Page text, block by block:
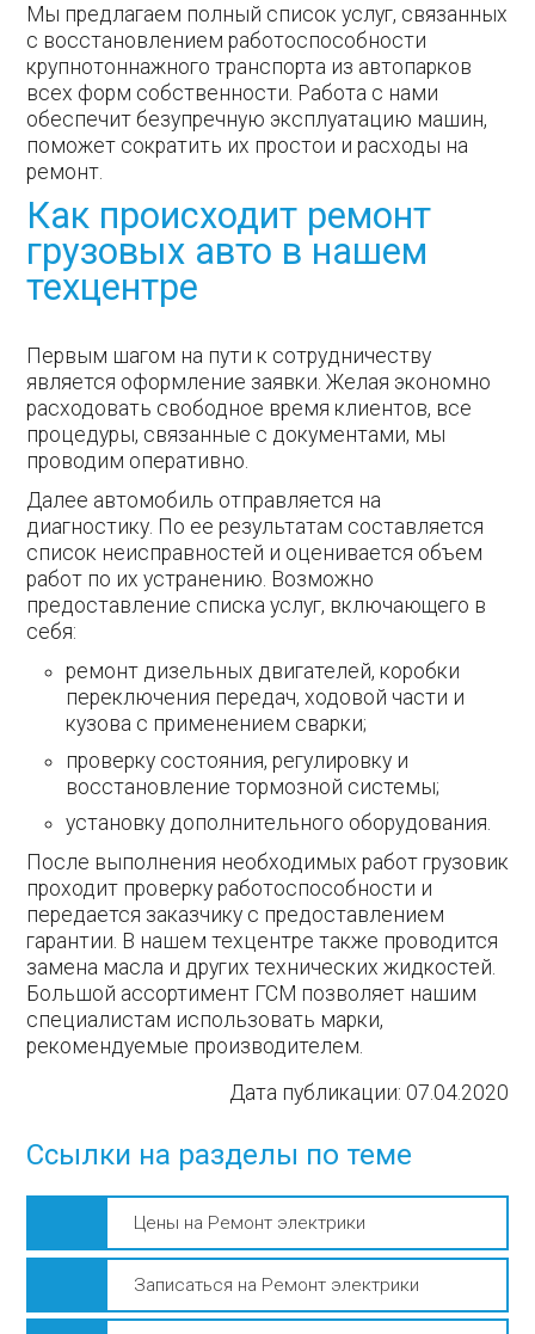
Мы предлагаем полный список услуг, связанных
с восстановлением работоспособности
крупнотоннажного транспорта из автопарков
всех форм собственности. Работа с нами
обеспечит безупречную эксплуатацию машин,
поможет сократить их простои и расходы на
ремонт.
Как происходит ремонт
грузовых авто в нашем
техцентре
Первым шагом на пути к сотрудничеству
является оформление заявки. Желая экономно
расходовать свободное время клиентов, все
процедуры, связанные с документами, мы
проводим оперативно.
Далее автомобиль отправляется на
диагностику. По ее результатам составляется
список неисправностей и оценивается объем
работ по их устранению. Возможно
предоставление списка услуг, включающего в
себя:
ремонт дизельных двигателей, коробки
переключения передач, ходовой части и
кузова с применением сварки;
проверку состояния, регулировку и
восстановление тормозной системы;
установку дополнительного оборудования.
После выполнения необходимых работ грузовик
проходит проверку работоспособности и
передается заказчику с предоставлением
гарантии. В нашем техцентре также проводится
замена масла и других технических жидкостей.
Большой ассортимент ГСМ позволяет нашим
специалистам использовать марки,
рекомендуемые производителем.
Дата публикации: 07.04.2020
Ссылки на разделы по теме
Цены на Ремонт электрики
Записаться на Ремонт электрики